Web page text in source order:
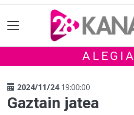
ALEGIA
2024/11/2419:00:00
Gaztain jatea